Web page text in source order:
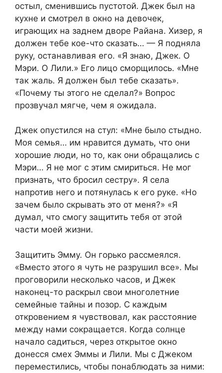
остыл, сменившись пустотой. Джек был на
кухне и смотрел в окно на девочек,
играющих на заднем дворе Райана. Хизер, я
должен тебе кое-что сказать… — Я подняла
руку, останавливая его. «Я знаю, Джек. О
Мэри. О Лили.» Его лицо сморщилось. «Мне
так жаль. Я должен был тебе сказать».
«Почему ты этого не сделал?» Вопрос
прозвучал мягче, чем я ожидала.
Джек опустился на стул: «Мне было стыдно.
Моя семья… им нравится думать, что они
хорошие люди, но то, как они обращались с
Мэри… Я не мог с этим смириться. Не мог
признать, что бросил сестру». Я села
напротив него и потянулась к его руке. «Но
зачем было скрывать это от меня?» «Я
думал, что смогу защитить тебя от этой
части моей жизни.
Защитить Эмму. Он горько рассмеялся.
«Вместо этого я чуть не разрушил все». Мы
проговорили несколько часов, и Джек
наконец-то раскрыл свои многолетние
семейные тайны и позор. С каждым
откровением я чувствовал, как расстояние
между нами сокращается. Когда солнце
начало садиться, через открытое окно
донесся смех Эммы и Лили. Мы с Джеком
переместились, чтобы понаблюдать за ними: